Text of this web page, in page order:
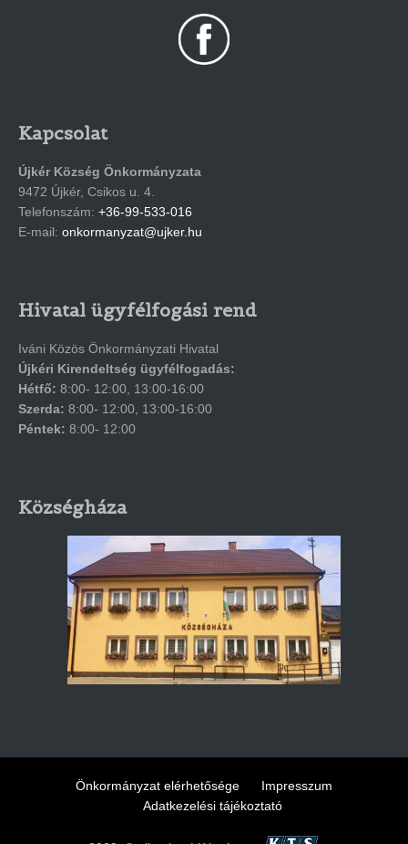
Kapcsolat
Újkér Község Önkormányzata
9472 Újkér, Csikos u. 4.
Telefonszám: +36-99-533-016
E-mail: onkormanyzat@ujker.hu
Hivatal ügyfélfogási rend
Iváni Közös Önkormányzati Hivatal
Újkéri Kirendeltség ügyfélfogadás:
Hétfő: 8:00- 12:00, 13:00-16:00
Szerda: 8:00- 12:00, 13:00-16:00
Péntek: 8:00- 12:00
Községháza
Önkormányzat elérhetősége
Impresszum
Adatkezelési tájékoztató